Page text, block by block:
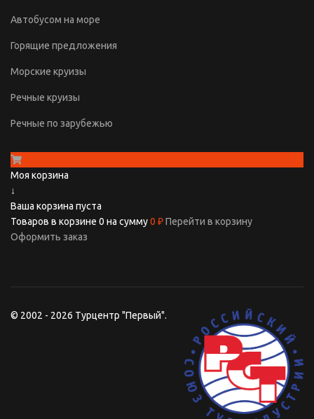
Автобусом на море
Горящие предложения
Морские круизы
Речные круизы
Речные по зарубежью
Моя корзина
↓
Ваша корзина пуста
Товаров в корзине 0 на сумму0 ₽Перейти в корзину
Оформить заказ
© 2002 - 2026 Турцентр "Первый".